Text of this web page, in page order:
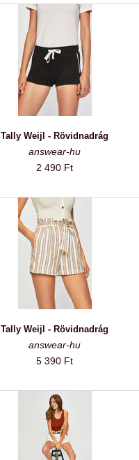
Tally Weijl - Rövidnadrág
answear-hu
2 490 Ft
Tally Weijl - Rövidnadrág
answear-hu
5 390 Ft